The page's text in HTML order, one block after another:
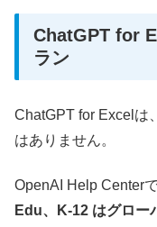
ChatGPT for
ラン
ChatGPT for Excelは
はありません。
OpenAI Help Centerで
Edu、K-12 はグロー